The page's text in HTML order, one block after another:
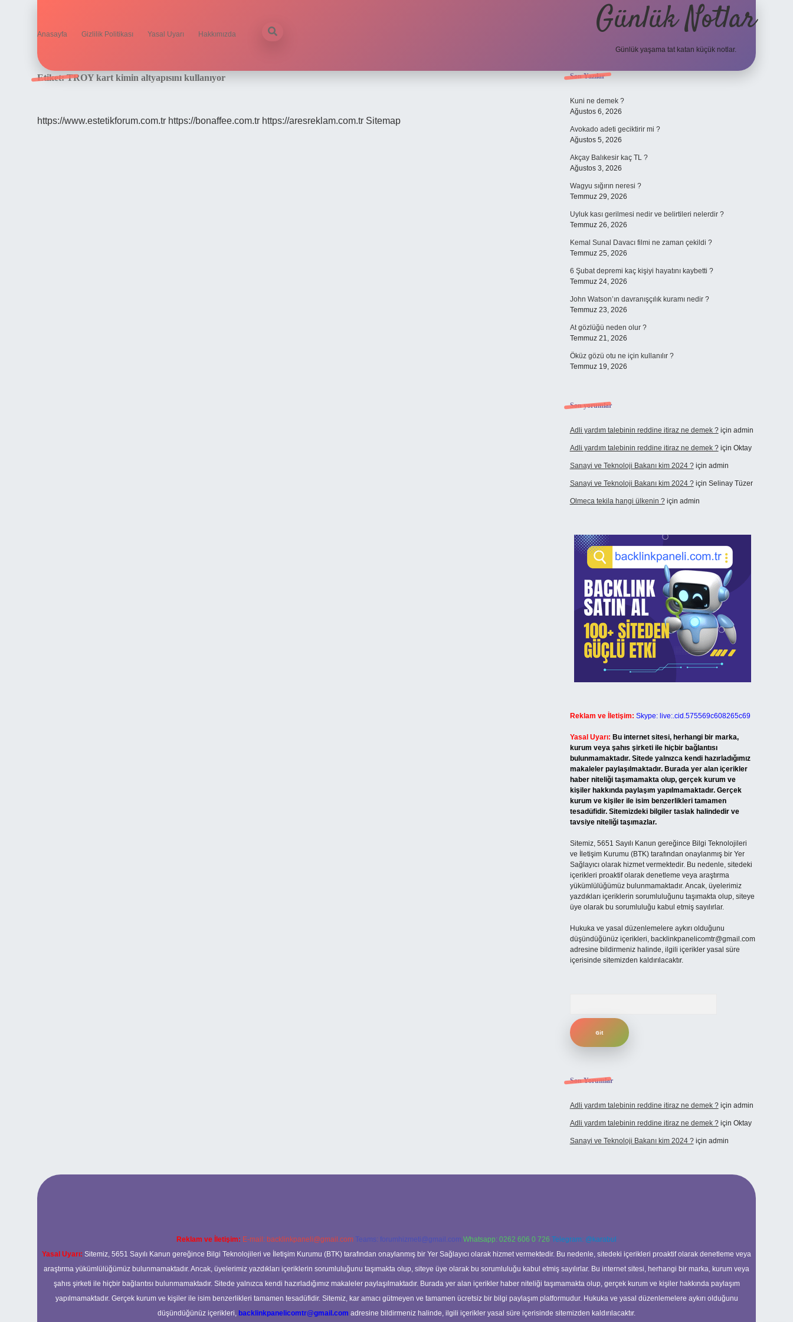
Anasayfa Gizlilik Politikası Yasal Uyarı Hakkımızda Günlük Notlar
Günlük yaşama tat katan küçük notlar.
Etiket:TROY kart kimin altyapısını kullanıyor
https://www.estetikforum.com.tr https://bonaffee.com.tr https://aresreklam.com.tr Sitemap
Sidebar
Son Yazılar
Kuni ne demek ?
Ağustos 6, 2026
Avokado adeti geciktirir mi ?
Ağustos 5, 2026
Akçay Balıkesir kaç TL ?
Ağustos 3, 2026
Wagyu sığırın neresi ?
Temmuz 29, 2026
Uyluk kası gerilmesi nedir ve belirtileri nelerdir ?
Temmuz 26, 2026
Kemal Sunal Davacı filmi ne zaman çekildi ?
Temmuz 25, 2026
6 Şubat depremi kaç kişiyi hayatını kaybetti ?
Temmuz 24, 2026
John Watson’ın davranışçılık kuramı nedir ?
Temmuz 23, 2026
At gözlüğü neden olur ?
Temmuz 21, 2026
Öküz gözü otu ne için kullanılır ?
Temmuz 19, 2026
Son yorumlar
Adli yardım talebinin reddine itiraz ne demek ?için admin
Adli yardım talebinin reddine itiraz ne demek ?için Oktay
Sanayi ve Teknoloji Bakanı kim 2024 ?için admin
Sanayi ve Teknoloji Bakanı kim 2024 ?için Selinay Tüzer
Olmeca tekila hangi ülkenin ?için admin
Reklam ve İletişim: Skype: live:.cid.575569c608265c69
Yasal Uyarı: Bu internet sitesi, herhangi bir marka,
kurum veya şahıs şirketi ile hiçbir bağlantısı
bulunmamaktadır. Sitede yalnızca kendi hazırladığımız
makaleler paylaşılmaktadır. Burada yer alan içerikler
haber niteliği taşımamakta olup, gerçek kurum ve
kişiler hakkında paylaşım yapılmamaktadır. Gerçek
kurum ve kişiler ile isim benzerlikleri tamamen
tesadüfidir. Sitemizdeki bilgiler taslak halindedir ve
tavsiye niteliği taşımazlar.
Sitemiz, 5651 Sayılı Kanun gereğince Bilgi Teknolojileri
ve İletişim Kurumu (BTK) tarafından onaylanmış bir Yer
Sağlayıcı olarak hizmet vermektedir. Bu nedenle, sitedeki
içerikleri proaktif olarak denetleme veya araştırma
yükümlülüğümüz bulunmamaktadır. Ancak, üyelerimiz
yazdıkları içeriklerin sorumluluğunu taşımakta olup, siteye
üye olarak bu sorumluluğu kabul etmiş sayılırlar.
Hukuka ve yasal düzenlemelere aykırı olduğunu
düşündüğünüz içerikleri, backlinkpanelicomtr@gmail.com
adresine bildirmeniz halinde, ilgili içerikler yasal süre
içerisinde sitemizden kaldırılacaktır.
Son Yorumlar
Adli yardım talebinin reddine itiraz ne demek ?için admin
Adli yardım talebinin reddine itiraz ne demek ?için Oktay
Sanayi ve Teknoloji Bakanı kim 2024 ?için admin
Reklam ve İletişim: E-mail: backlinkpaneli@gmail.com Teams: forumhizmeti@gmail.com Whatsapp: 0262 606 0 726 Telegram: @karabul
Yasal Uyarı: Sitemiz, 5651 Sayılı Kanun gereğince Bilgi Teknolojileri ve İletişim Kurumu (BTK) tarafından onaylanmış bir Yer Sağlayıcı olarak hizmet vermektedir. Bu nedenle, sitedeki içerikleri proaktif olarak denetleme veya
araştırma yükümlülüğümüz bulunmamaktadır. Ancak, üyelerimiz yazdıkları içeriklerin sorumluluğunu taşımakta olup, siteye üye olarak bu sorumluluğu kabul etmiş sayılırlar. Bu internet sitesi, herhangi bir marka, kurum veya
şahıs şirketi ile hiçbir bağlantısı bulunmamaktadır. Sitede yalnızca kendi hazırladığımız makaleler paylaşılmaktadır. Burada yer alan içerikler haber niteliği taşımamakta olup, gerçek kurum ve kişiler hakkında paylaşım
yapılmamaktadır. Gerçek kurum ve kişiler ile isim benzerlikleri tamamen tesadüfidir. Sitemiz, kar amacı gütmeyen ve tamamen ücretsiz bir bilgi paylaşım platformudur. Hukuka ve yasal düzenlemelere aykırı olduğunu
düşündüğünüz içerikleri, backlinkpanelicomtr@gmail.com adresine bildirmeniz halinde, ilgili içerikler yasal süre içerisinde sitemizden kaldırılacaktır.